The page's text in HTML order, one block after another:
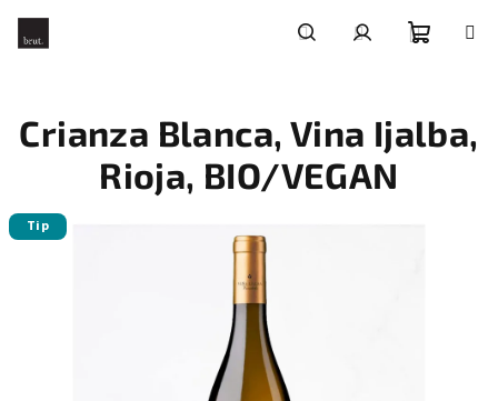
obsah
košík
Crianza Blanca, Vina Ijalba,
Rioja, BIO/VEGAN
Tip